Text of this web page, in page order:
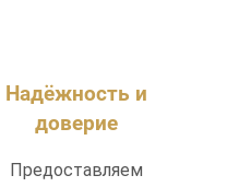
Надёжность и
доверие
Предоставляем